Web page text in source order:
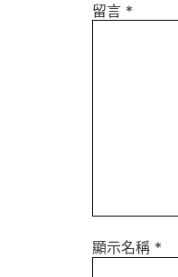
留言 *
顯示名稱 *